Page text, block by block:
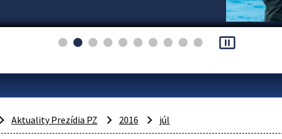
pause_presentation
Aktuality Prezídia PZ 2016 júl